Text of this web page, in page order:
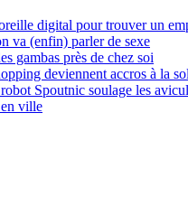
digital pour trouver un
va (enfin) parler de sexe
gambas près de chez soi
deviennent accros à la
Spoutnic soulage les
ville